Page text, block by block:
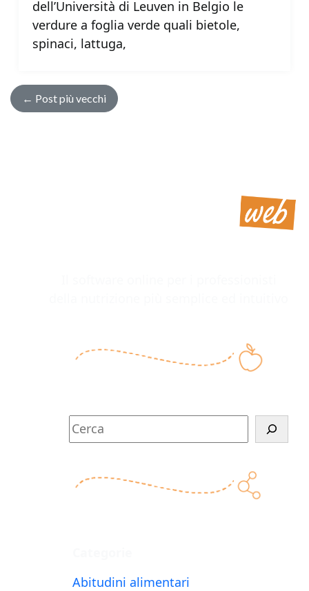
dell’Università di Leuven in Belgio le
verdure a foglia verde quali bietole,
spinaci, lattuga,
← Post più vecchi
C
e
Abitudini alimentari